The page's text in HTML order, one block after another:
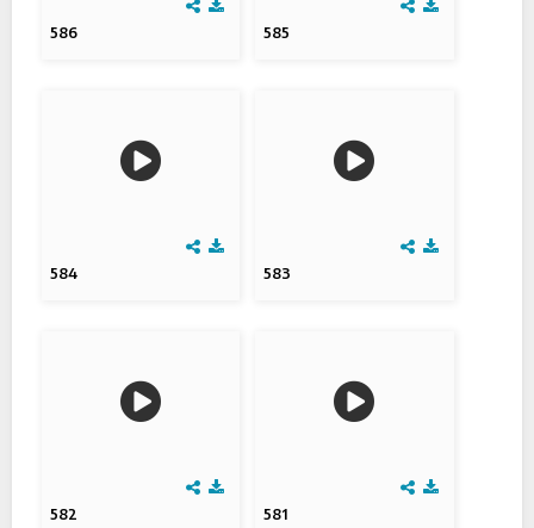
586 585
584 583
582 581